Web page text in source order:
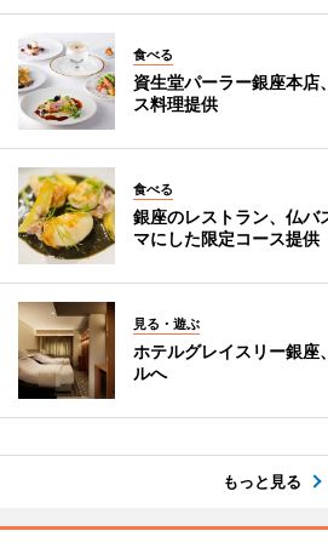
食べる
資生堂パーラー銀座本店
ス料理提供
食べる
銀座のレストラン、仏バ
マにした限定コース提供
見る・遊ぶ
ホテルグレイスリー銀座
ルへ
もっと見る